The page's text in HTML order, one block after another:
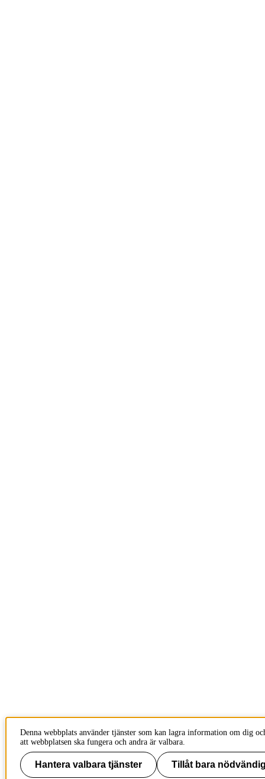
Denna webbplats använder tjänster som kan lagra information om dig
att webbplatsen ska fungera och andra är valbara.
Hantera valbara tjänster Tillåt bara